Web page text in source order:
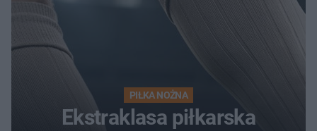
PIŁKA NOŻNA
Ekstraklasa piłkarska